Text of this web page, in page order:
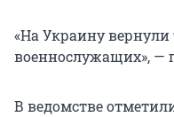
«На Украину вернули
военнослужащих», —
В ведомстве